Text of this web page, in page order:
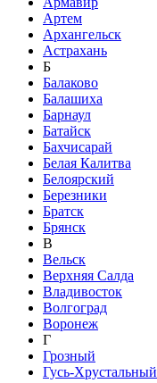
Артем
Архангельск
Астрахань
Б
Балаково
Балашиха
Барнаул
Батайск
Бахчисарай
Белая Калитва
Белоярский
Березники
Братск
Брянск
В
Вельск
Верхняя Салда
Владивосток
Волгоград
Воронеж
Г
Грозный
Гусь-Хрустальный